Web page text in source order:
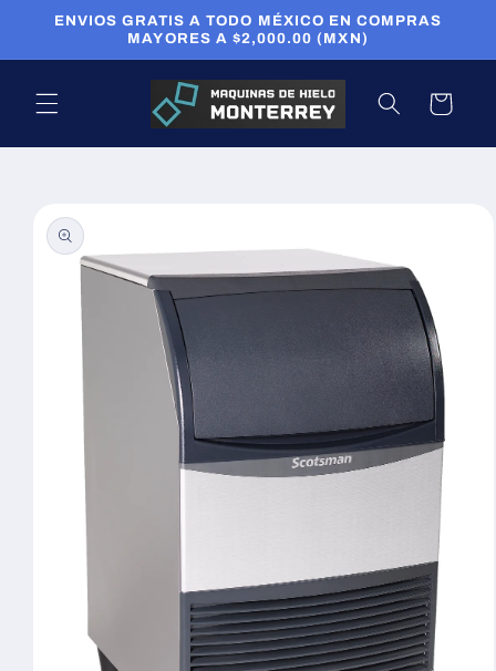
directamente
ENVIOS GRATIS A TODO MÉXICO EN COMPRAS
MAYORES A $2,000.00 (MXN)
Carrito
información
del producto